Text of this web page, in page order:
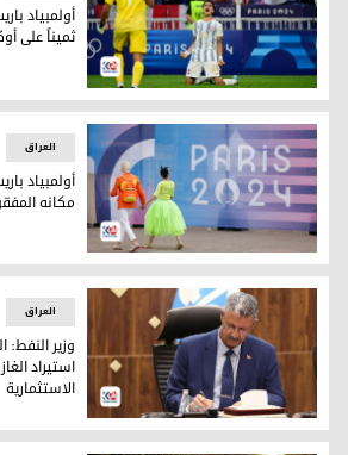
العراق يحقق فوزاً ثميناً على أوكرانيا
أولمبياد
ثميناً على
أولمبياد باريس: العراق ما زال يبحث
العراق
أولمبياد
مكانه
وزير النفط: العراق سيتوقف عن استيراد
العراق
وزير
استيراد
الاستثمارية